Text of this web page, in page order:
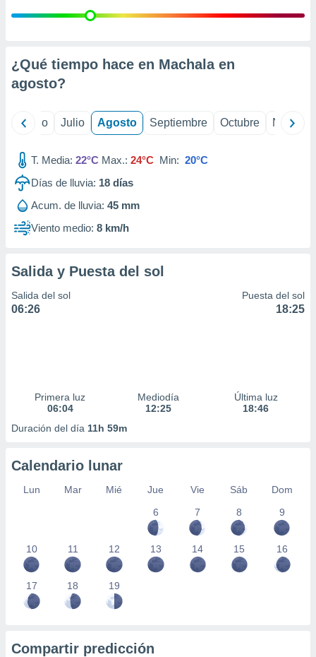
e
mediante
1199
¿Qué tiempo hace en Machala en
agosto?
Junio Julio Agosto Septiembre Octubre
T. Media: 22°C Max.: 24°C Min: 20°C
Días de lluvia: 18 días
Acum. de lluvia: 45 mm
Viento medio: 8 km/h
Salida y Puesta del sol
Salida del sol
06:26
Puesta del sol
18:25
Primera luz
06:04
Mediodía
12:25
Última luz
18:46
Duración del día 11h 59m
Calendario lunar
Lun Mar Mié Jue Vie Sáb
Dom
6
7 8 9
10 11 12 13 14 15 16
17 18 19
Compartir predicción